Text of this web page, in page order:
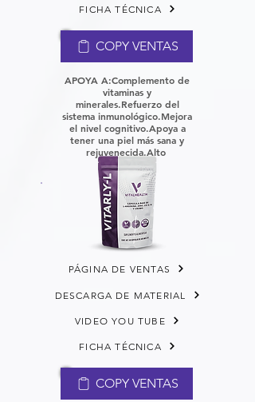
FICHA TÉCNICA
COPY VENTAS
APOYA A:Complemento de
vitaminas y
minerales.Refuerzo del
sistema inmunológico.Mejora
el nivel cognitivo.Apoya a
tener una piel más sana y
rejuvenecida.Alto
PÁGINA DE VENTAS
DESCARGA DE MATERIAL
VIDEO YOU TUBE
FICHA TÉCNICA
COPY VENTAS